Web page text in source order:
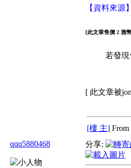
【資料來源】
[此文章售價 2 雅
若發
[ 此文章被
[樓 主]
qqq5880468
分享: